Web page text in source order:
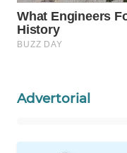
Advertorial
WAHANA
TANI